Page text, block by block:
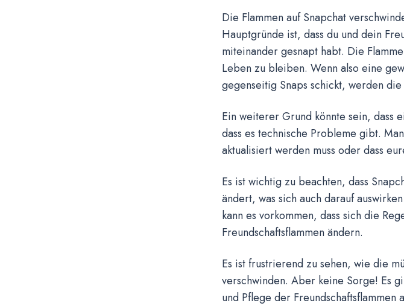
Die Flammen auf Snapchat
Hauptgründe ist, dass du und dein
miteinander gesnapt habt. Die
Leben zu bleiben. Wenn also eine
gegenseitig Snaps schickt, werden die
Ein weiterer Grund könnte sein, dass
dass es technische Probleme gibt.
aktualisiert werden muss oder dass
Es ist wichtig zu beachten, dass
ändert, was sich auch darauf
kann es vorkommen, dass sich die
Freundschaftsflammen ändern.
Es ist frustrierend zu sehen, wie die
verschwinden. Aber keine Sorge! Es
und Pflege der Freundschaftsflammen